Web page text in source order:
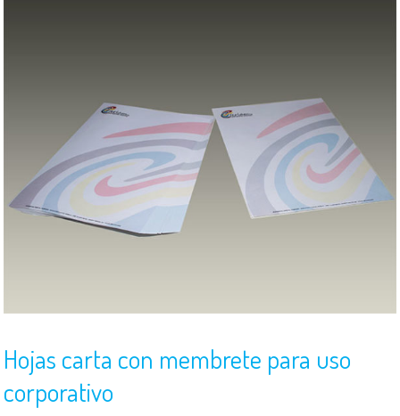
Hojas carta con membrete para uso
corporativo